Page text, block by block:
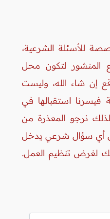
للأسئلة الشرعية،
المنشور لتكون محل
إن شاء الله، وليست
فيسرنا استقبالها في
نرجو المعذرة من
أي سؤال شرعي يدخل
لغرض تنظيم العمل.